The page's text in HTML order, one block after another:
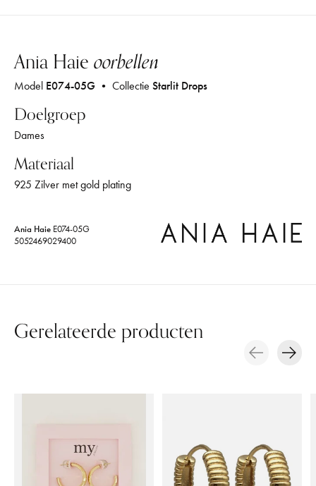
Ania Haieoorbellen
Model E074-05G • Collectie Starlit Drops
Doelgroep
Dames
Materiaal
925 Zilver met gold plating
Ania Haie E074-05G
5052469029400
Gerelateerde producten